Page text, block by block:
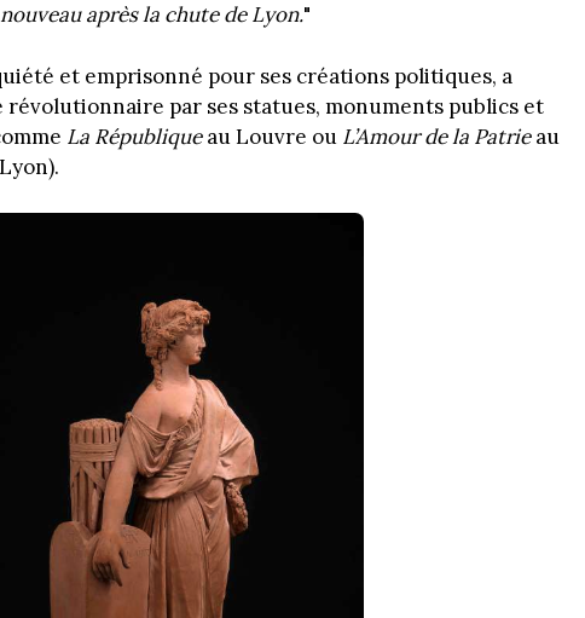
après la chute de Lyon."
et emprisonné pour ses créations politiques, a
par ses statues, monuments publics et
La Républiqueau Louvre ou L’Amour de la Patrieau